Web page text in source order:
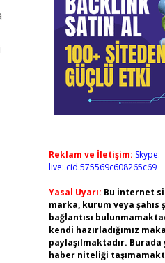
Reklam ve İletişim: Skype:
live:.cid.575569c608265c69
Yasal Uyarı: Bu internet
marka, kurum veya
bağlantısı
kendi hazırladığımız
paylaşılmaktadır.
haber niteliği